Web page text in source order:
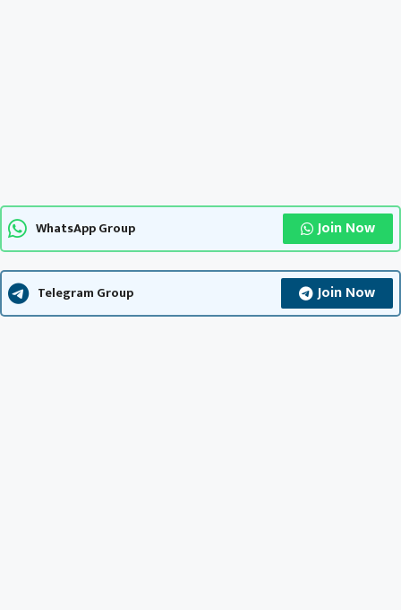
WhatsApp Group Join Now
Telegram Group Join Now